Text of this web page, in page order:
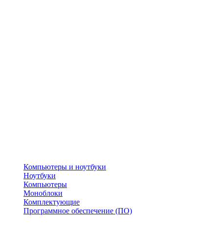
Компьютеры и ноутбуки
Ноутбуки
Компьютеры
Моноблоки
Комплектующие
Программное обеспечение (ПО)